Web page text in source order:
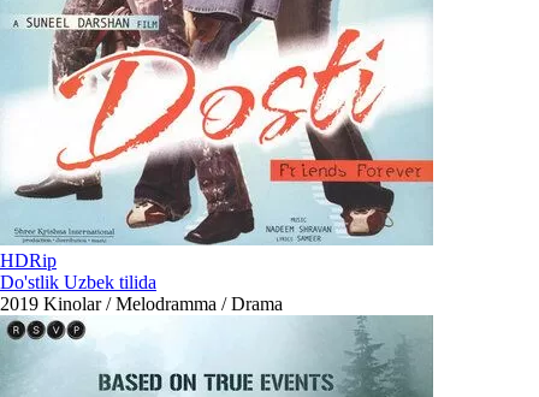
HDRip
Do'stlik Uzbek tilida
2019 Kinolar / Melodramma / Drama